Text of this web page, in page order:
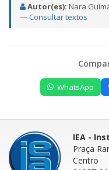
Autor(es): Nara
—Consultar textos
WhatsApp
IEA -
Praça
Centro